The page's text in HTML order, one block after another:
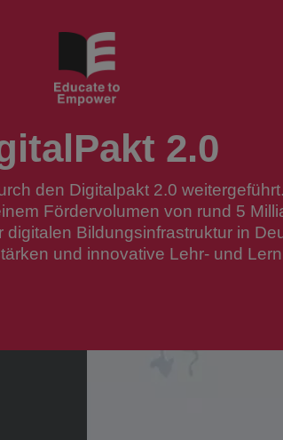
2.0
den Digitalpakt 2.0
Fördervolumen von rund 5
Bildungsinfrastruktur in
und innovative Lehr- und